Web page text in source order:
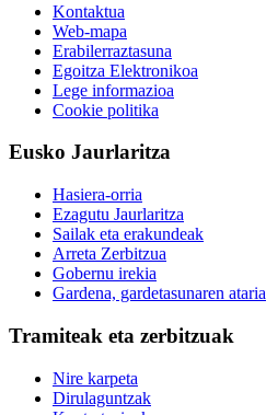
Kontaktua
Web-mapa
Erabilerraztasuna
Egoitza Elektronikoa
Lege informazioa
Cookie politika
Eusko Jaurlaritza
Hasiera-orria
Ezagutu Jaurlaritza
Sailak eta erakundeak
Arreta Zerbitzua
Gobernu irekia
Gardena, gardetasunaren ataria
Tramiteak eta zerbitzuak
Nire karpeta
Dirulaguntzak